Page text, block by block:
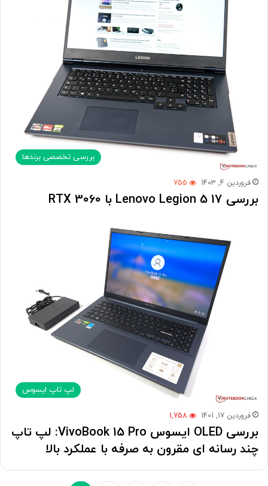
بررسی تخصصی برندها
فروردین 4, 1403 755
بررسی Lenovo Legion 5 17 با RTX 3060
لپ تاپ ایسوس
فروردین 17, 1401 1,758
بررسی OLED ایسوس VivoBook 15 Pro: لپ تاپ
چند رسانه ای مقرون به صرفه با عملکرد بالا